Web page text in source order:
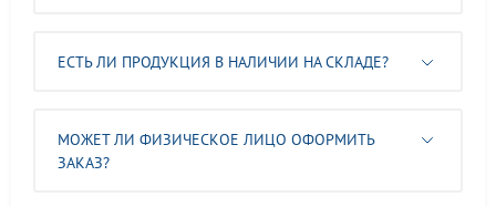
ЕСТЬ ЛИ ПРОДУКЦИЯ В НАЛИЧИИ НА СКЛАДЕ?
МОЖЕТ ЛИ ФИЗИЧЕСКОЕ ЛИЦО ОФОРМИТЬ
ЗАКАЗ?